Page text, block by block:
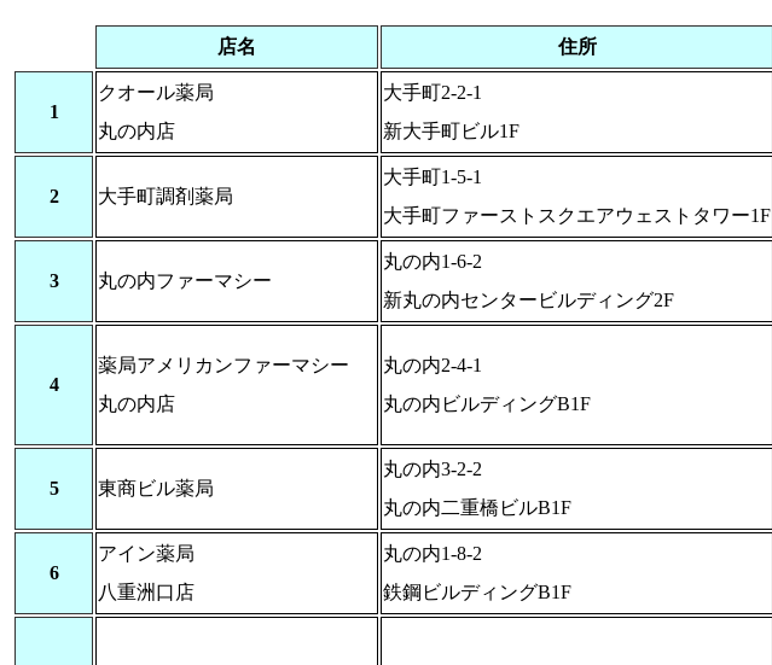
店名 住所
1
クオール薬局
丸の内店
大手町2-2-1
新大手町ビル1F
2 大手町調剤薬局
大手町1-5-1
大手町ファーストスクエアウェストタワー1F
3 丸の内ファーマシー
丸の内1-6-2
新丸の内センタービルディング2F
4
薬局アメリカンファーマシー
丸の内店
丸の内2-4-1
丸の内ビルディングB1F
5 東商ビル薬局
丸の内3-2-2
丸の内二重橋ビルB1F
6
アイン薬局
八重洲口店
丸の内1-8-2
鉄鋼ビルディングB1F